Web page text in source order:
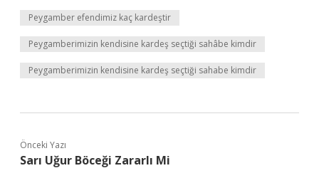
Peygamber efendimiz kaç kardeştir
Peygamberimizin kendisine kardeş seçtiği sahâbe kimdir
Peygamberimizin kendisine kardeş seçtiği sahabe kimdir
Önceki Yazı
Sarı Uğur Böceği Zararlı Mi